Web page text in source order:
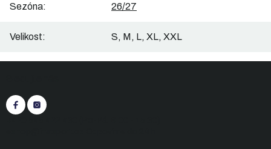
Sezóna: 26/27
Velikost: S, M, L, XL, XXL
a